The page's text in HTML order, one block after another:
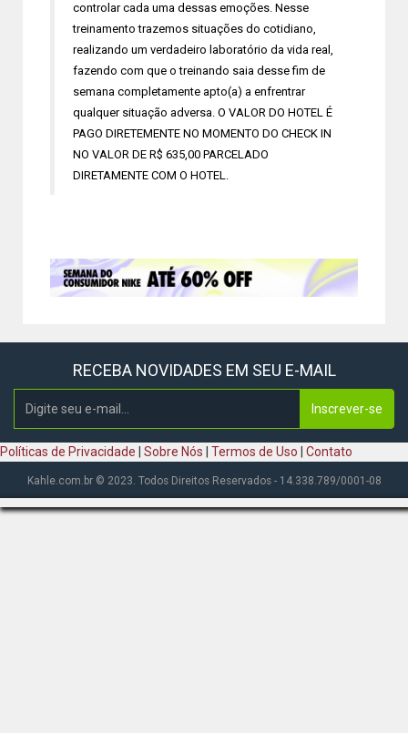
controlar cada uma dessas emoções. Nesse
treinamento trazemos situações do cotidiano,
realizando um verdadeiro laboratório da vida real,
fazendo com que o treinando saia desse fim de
semana completamente apto(a) a enfrentrar
qualquer situação adversa. O VALOR DO HOTEL É
PAGO DIRETEMENTE NO MOMENTO DO CHECK IN
NO VALOR DE R$ 635,00 PARCELADO
DIRETAMENTE COM O HOTEL.
RECEBA NOVIDADES EM SEU E-MAIL
Inscrever-se
Políticas de Privacidade Sobre Nós Termos de Uso Contato
Kahle.com.br © 2023. Todos Direitos Reservados - 14.338.789/0001-08